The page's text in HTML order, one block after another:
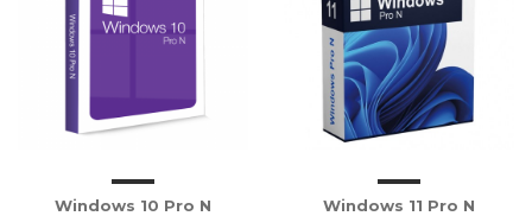
Windows 10 Pro N Windows 11 Pro N